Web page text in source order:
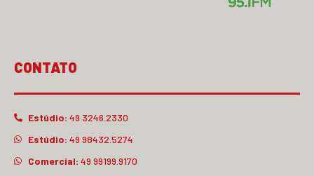
CONTATO
Estúdio: 49 3246.2330
Estúdio: 49 98432.5274
Comercial: 49 99199.9170